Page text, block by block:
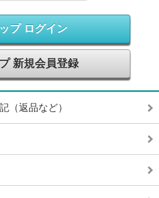
プ ログイン
新規会員登録
（返品など）